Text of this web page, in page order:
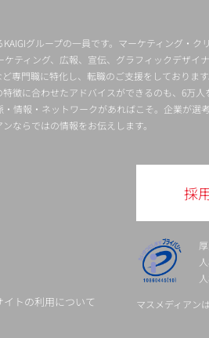
グループの一員です。マーケティング・ク
ティング、広報、宣伝、グラフィックデザイ
専門職に特化し、転職のご支援をしておりま
徴に合わせたアドバイスができるのも、6万
情報・ネットワークがあればこそ。企業が選
ならではの情報をお伝えします。
採
マスメディアン
イトの利用について